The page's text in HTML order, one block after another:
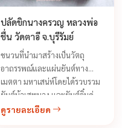
ปลัดขิกนางครวญ หลวงพ่อ
ชื่น วัดตาอี จ.บุรีรัมย์
ชนวนที่นำมาสร้างเป็นวัตถุ
อาถรรพณ์และแผ่นยันต์ทาง
เมตตา มหาเสน่ห์โดยได้รวบรวม
ยันต์ม้าเสพนาง และยันต์อิ๋นคู่
จากเกจิอาจารย์ชาวเขมรทั้งหมด
ดูรายละเอียด